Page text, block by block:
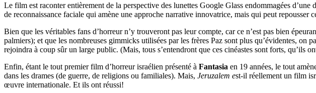
Le film est raconter entièrement de la perspective des lunettes Google Glass endommagées
de reconnaissance faciale qui amène une approche narrative innovatrice, mais qui peut repousser
Bien que les véritables fans d’horreur n’y trouveront pas leur compte, car ce n’est pas bien
palmiers); et que les nombreuses gimmicks utilisées par les frères Paz sont plus qu’évidentes, on
rejoindra à coup sûr un large public. (Mais, tous s’entendront que ces cinéastes sont forts, qu’ils
Enfin, étant le tout premier film d’horreur israélien présenté à Fantasia en 19 années, le tout
dans les drames (de guerre, de religions ou familiales). Mais, Jeruzalem est-il réellement un film
œuvre internationale. Et ils ont réussi!